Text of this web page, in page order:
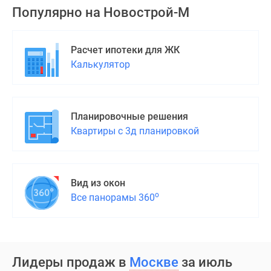
Популярно на Новострой-М
Расчет ипотеки для ЖК
Калькулятор
Планировочные решения
Квартиры с 3д планировкой
Вид из окон
Все панорамы 360о
Лидеры продаж в Москве за июль